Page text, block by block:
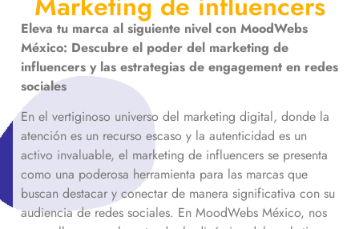
Eleva tu marca al siguiente nivel con MoodWebs
México: Descubre el poder del marketing de
influencers y las estrategias de engagement en redes
sociales
En el vertiginoso universo del marketing digital, donde la
atención es un recurso escaso y la autenticidad es un
activo invaluable, el marketing de influencers se presenta
como una poderosa herramienta para las marcas que
buscan destacar y conectar de manera significativa con su
audiencia de redes sociales. En MoodWebs México, nos